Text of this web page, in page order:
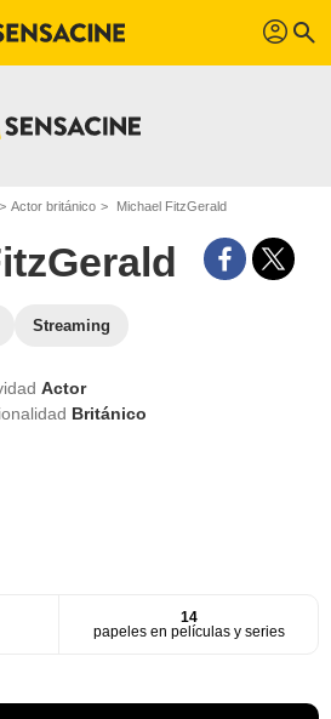
profil search
Actor británico Michael FitzGerald
Streaming
Actor
Británico
14
papeles en películas y series